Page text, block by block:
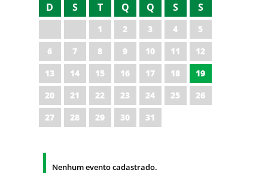
D S T Q Q S S
1 2 3 4
5
6
7 8 9 10 11
12
13
14 15 16 17 18
19
20
21 22 23 24 25
26
27
28 29 30 31
Nenhum evento cadastrado.